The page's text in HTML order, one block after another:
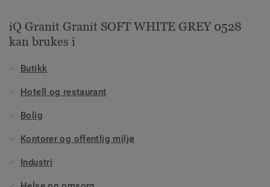
iQ Granit Granit SOFT WHITE GREY 0528
kan brukes i
Butikk
Hotell og restaurant
Bolig
Kontorer og offentlig miljø
Industri